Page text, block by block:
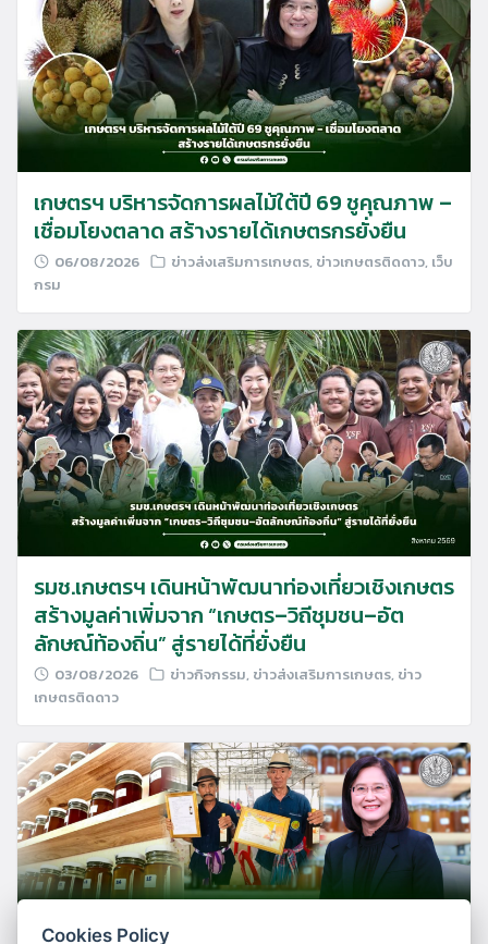
เกษตรฯ บริหารจัดการผลไม้ใต้ปี 69 ชูคุณภาพ –
เชื่อมโยงตลาด สร้างรายได้เกษตรกรยั่งยืน
06/08/2026 ข่าวส่งเสริมการเกษตร, ข่าวเกษตรติดดาว, เว็บ
กรม
รมช.เกษตรฯ เดินหน้าพัฒนาท่องเที่ยวเชิงเกษตร
สร้างมูลค่าเพิ่มจาก “เกษตร–วิถีชุมชน–อัต
ลักษณ์ท้องถิ่น” สู่รายได้ที่ยั่งยืน
03/08/2026 ข่าวกิจกรรม, ข่าวส่งเสริมการเกษตร, ข่าว
เกษตรติดดาว
Cookies Policy